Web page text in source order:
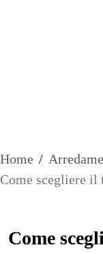
Home /
Come scegliere il
Come